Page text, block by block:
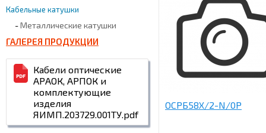
Кабельные катушки
-Металлические катушки
ГАЛЕРЕЯ ПРОДУКЦИИ
Кабели оптические
АРАОК, АРПОК и
комплектующие
изделия
ЯИМП.203729.001ТУ.pdf
ОСРБ58Х/2-N/0Р